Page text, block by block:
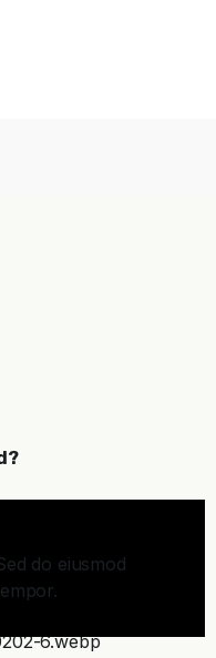
do eiusmod